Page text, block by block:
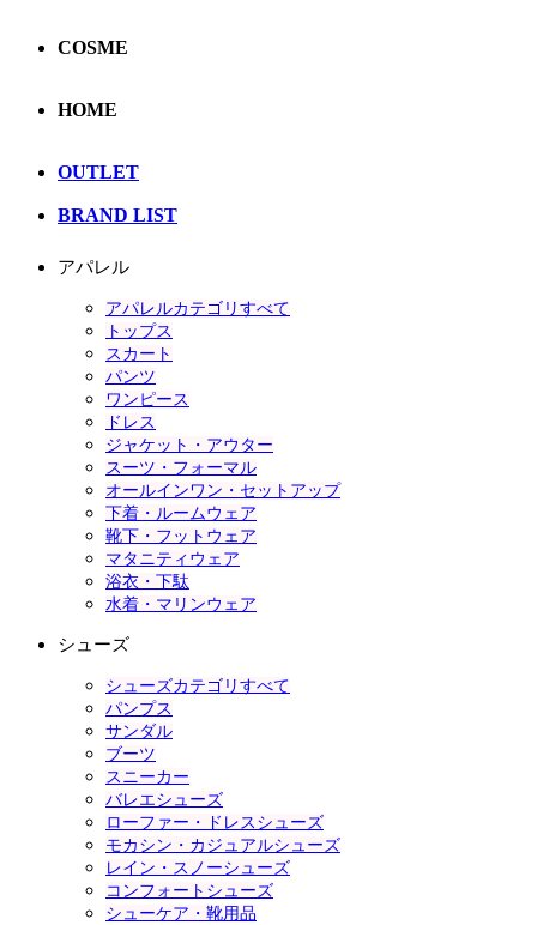
COSME
HOME
OUTLET
BRAND LIST
アパレル
アパレルカテゴリすべて
トップス
スカート
パンツ
ワンピース
ドレス
ジャケット・アウター
スーツ・フォーマル
オールインワン・セットアップ
下着・ルームウェア
靴下・フットウェア
マタニティウェア
浴衣・下駄
水着・マリンウェア
シューズ
シューズカテゴリすべて
パンプス
サンダル
ブーツ
スニーカー
バレエシューズ
ローファー・ドレスシューズ
モカシン・カジュアルシューズ
レイン・スノーシューズ
コンフォートシューズ
シューケア・靴用品